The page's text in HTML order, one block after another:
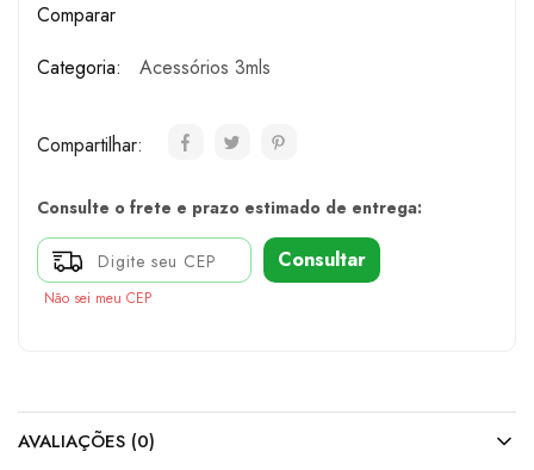
Comparar
Categoria:
Acessórios 3mls
Compartilhar:
Consulte o frete e prazo estimado de entrega:
Consultar
Não sei meu CEP
AVALIAÇÕES (0)